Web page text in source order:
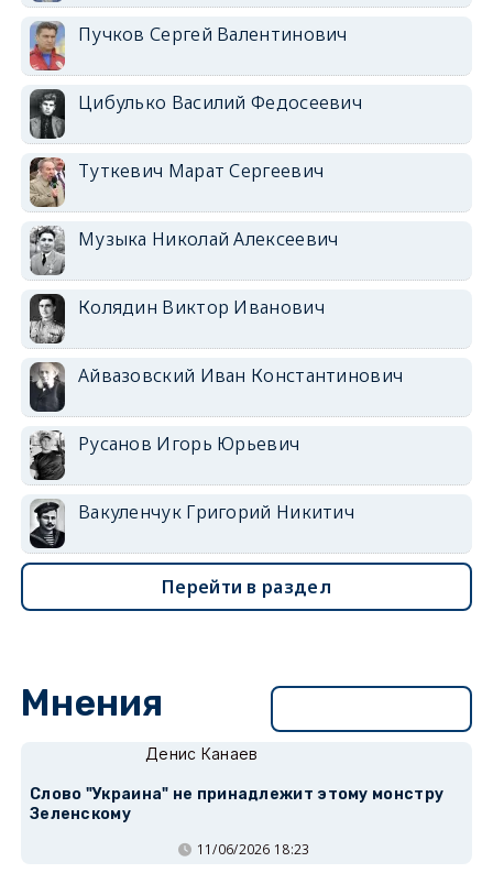
Пучков Сергей Валентинович
Цибулько Василий Федосеевич
Туткевич Марат Сергеевич
Музыка Николай Алексеевич
Колядин Виктор Иванович
Айвазовский Иван Константинович
Русанов Игорь Юрьевич
Вакуленчук Григорий Никитич
Перейти в раздел
Мнения
Денис Канаев
Слово "Украина" не принадлежит этому монстру
Зеленскому
11/06/2026 18:23